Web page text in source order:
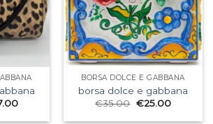
BORSA DOLCE E GABBANA
borsa dolce e gabbana
€35.00 €25.00